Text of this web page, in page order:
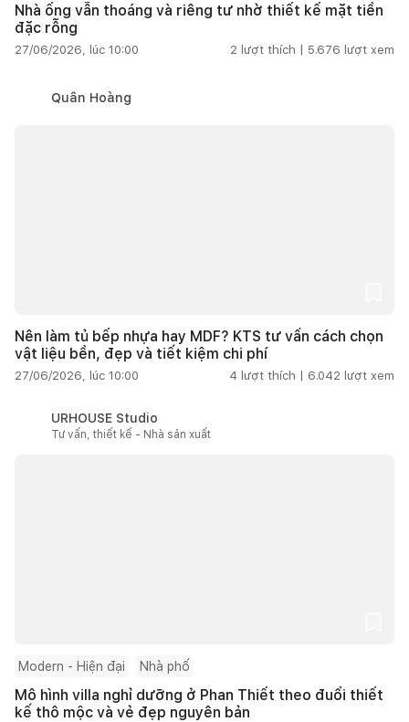
Nhà ống vẫn thoáng và riêng tư nhờ thiết kế mặt tiền
đặc rỗng
27/06/2026, lúc 10:00 2 lượt thích | 5.676 lượt xem
Quân Hoàng
Nên làm tủ bếp nhựa hay MDF? KTS tư vấn cách chọn
vật liệu bền, đẹp và tiết kiệm chi phí
27/06/2026, lúc 10:00 4 lượt thích | 6.042 lượt xem
URHOUSE Studio
Tư vấn, thiết kế - Nhà sản xuất
Modern - Hiện đại Nhà phố
Mô hình villa nghỉ dưỡng ở Phan Thiết theo đuổi thiết
kế thô mộc và vẻ đẹp nguyên bản